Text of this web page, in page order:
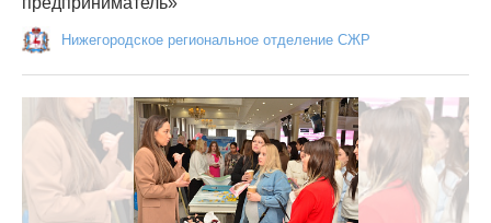
Нижегородское региональное отделение СЖР